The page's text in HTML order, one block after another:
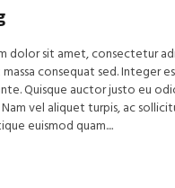
dolor sit amet, consectetur
massa consequat sed. Integer
Quisque auctor justo eu
vel aliquet turpis, ac
euismod quam....